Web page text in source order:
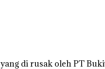
di rusak oleh PT